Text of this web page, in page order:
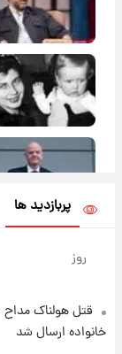
پربازدید ها
روز
قتل هولناک
خانواده ارسال شد